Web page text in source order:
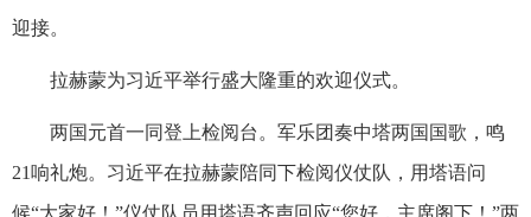
迎接。
拉赫蒙为习近平举行盛大隆重的欢迎仪式。
两国元首一同登上检阅台。军乐团奏中塔两国国歌，鸣
21响礼炮。习近平在拉赫蒙陪同下检阅仪仗队，用塔语问